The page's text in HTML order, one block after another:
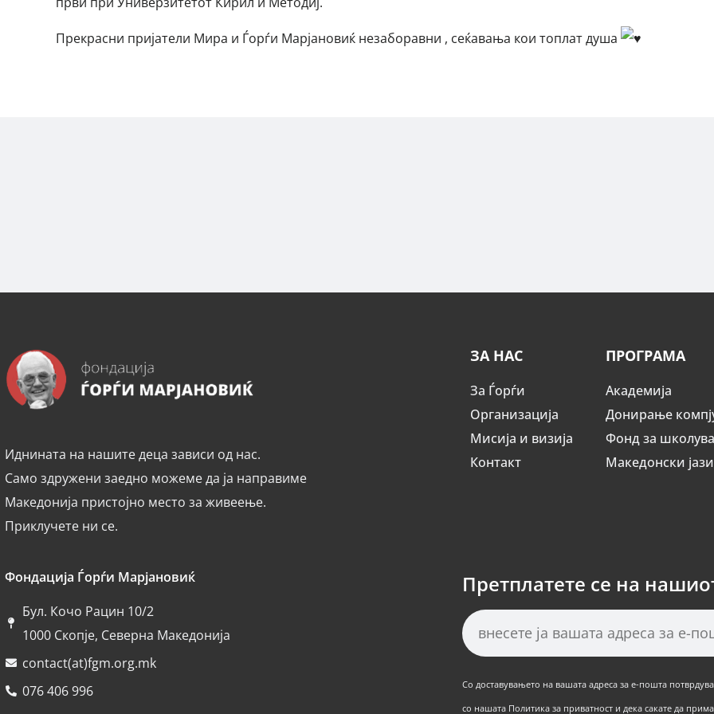
Прекрасни пријатели Мира и Ѓорѓи Марјановиќ незаборавни , сеќавања кои топлат душа
Иднината на нашите деца зависи од нас.
Само здружени заедно можеме да ја направиме
Македонија пристојно место за живеење.
Приклучете ни се.
ЗА НАС
За Ѓорѓи
Организација
Мисија и визија
Контакт
ПРОГРАМА
Академија
Донирање
Фонд за
Македонски
Фондација Ѓорѓи Марјановиќ
Бул. Кочо Рацин 10/2
1000 Скопје, Северна Македонија
contact(at)fgm.org.mk
076 406 996
Претплатете се на
Со доставувањето на вашата адреса за е-пошта
со нашата Политика за приватност и дека сакате да